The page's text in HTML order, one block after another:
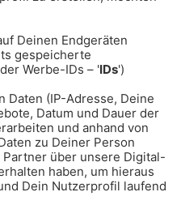
Alle Infos & Spiele